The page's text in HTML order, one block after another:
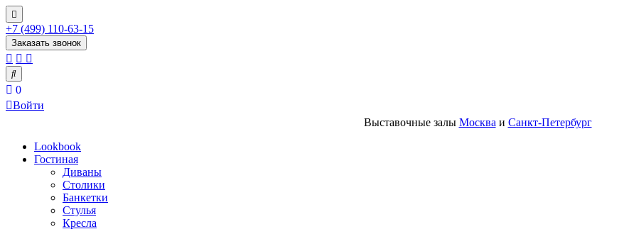
+7 (499) 110-63-15
Заказать звонок
0
Войти
Выставочные залы Москва и Санкт-Петербург
Lookbook
Гостиная
Диваны
Столики
Банкетки
Стулья
Кресла